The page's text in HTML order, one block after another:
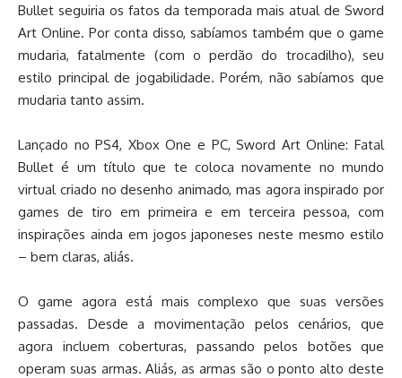
Bullet seguiria os fatos da temporada mais atual de Sword
Art Online. Por conta disso, sabíamos também que o game
mudaria, fatalmente (com o perdão do trocadilho), seu
estilo principal de jogabilidade. Porém, não sabíamos que
mudaria tanto assim.
Lançado no PS4, Xbox One e PC, Sword Art Online: Fatal
Bullet é um título que te coloca novamente no mundo
virtual criado no desenho animado, mas agora inspirado por
games de tiro em primeira e em terceira pessoa, com
inspirações ainda em jogos japoneses neste mesmo estilo
– bem claras, aliás.
O game agora está mais complexo que suas versões
passadas. Desde a movimentação pelos cenários, que
agora incluem coberturas, passando pelos botões que
operam suas armas. Aliás, as armas são o ponto alto deste